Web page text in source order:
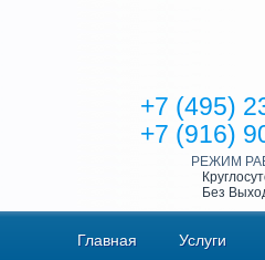
+7 (495)
+7 (916)
РЕЖИМ
Без
Главная Услуги